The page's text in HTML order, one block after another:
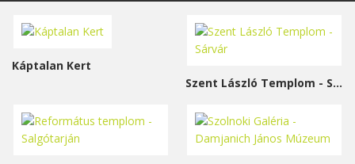
Káptalan Kert
Szent László Templom - Sárvár